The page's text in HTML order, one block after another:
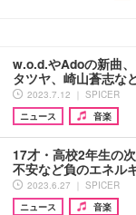
w.o.d.やAdoの新曲
タツヤ、崎山蒼志
2023.7.12 ｜ SPICER
ニュース
音楽
17才・高校2年生の
不安など負のエネル
2023.6.27 ｜ SPICER
ニュース
音楽